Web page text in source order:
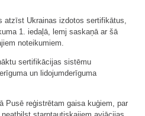
atzīst Ukrainas izdotos sertifikātus,
1. iedaļā, lemj saskaņā ar šā
noteikumiem.
sertifikācijas sistēmu
un lidojumderīguma
Pusē reģistrētam gaisa kuģiem, par